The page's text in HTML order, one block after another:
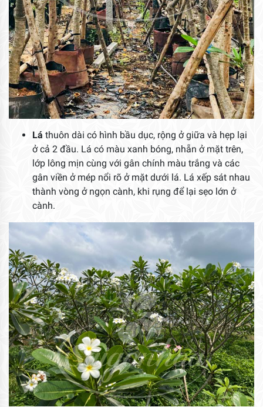
Lá thuôn dài có hình bầu dục, rộng ở giữa và hẹp lại
ở cả 2 đầu. Lá có màu xanh bóng, nhẵn ở mặt trên,
lớp lông mịn cùng với gân chính màu trắng và các
gân viền ở mép nổi rõ ở mặt dưới lá. Lá xếp sát nhau
thành vòng ở ngọn cành, khi rụng để lại sẹo lớn ở
cành.